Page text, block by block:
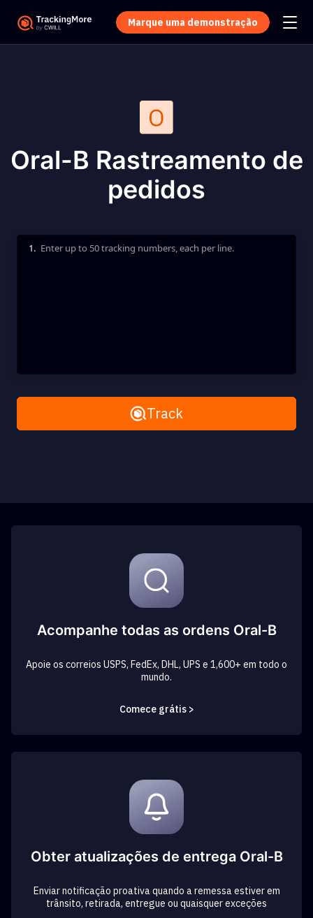
Marque uma demonstração
Oral-B Rastreamento de
pedidos
Enter up to 50 tracking numbers, each per line.
1.
Remove AllTrack
Acompanhe todas as ordens Oral-B
Apoie os correios USPS, FedEx, DHL, UPS e 1,600+ em todo o
mundo.
Comece grátis >
Obter atualizações de entrega Oral-B
Enviar notificação proativa quando a remessa estiver em
trânsito, retirada, entregue ou quaisquer exceções